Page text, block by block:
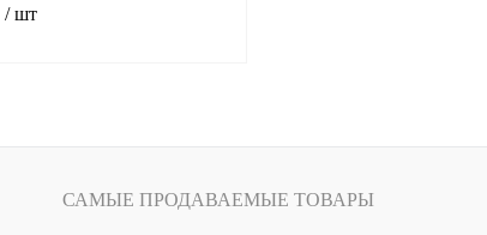
/ шт
САМЫЕ ПРОДАВАЕМЫЕ ТОВАРЫ